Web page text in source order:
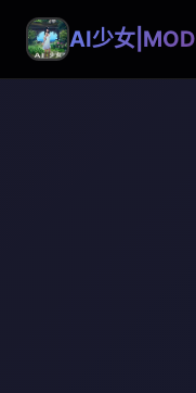
AI少女|MOD